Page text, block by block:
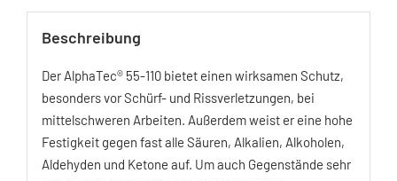
Beschreibung
Der AlphaTec® 55-110 bietet einen wirksamen Schutz,
besonders vor Schürf- und Rissverletzungen, bei
mittelschweren Arbeiten. Außerdem weist er eine hohe
Festigkeit gegen fast alle Säuren, Alkalien, Alkoholen,
Aldehyden und Ketone auf. Um auch Gegenstände sehr